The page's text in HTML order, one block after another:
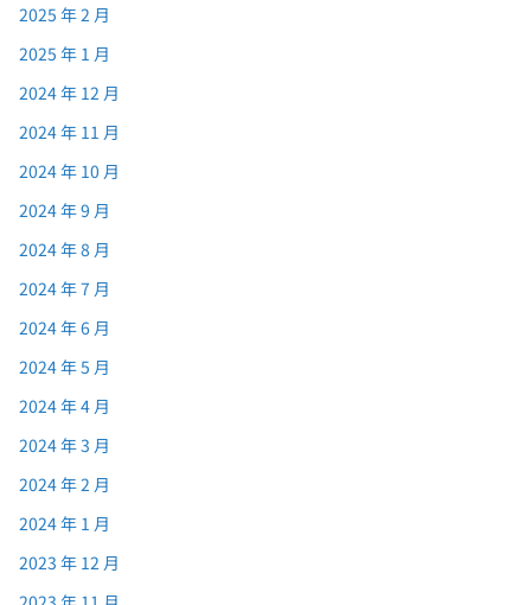
2025 年 2 月
2025 年 1 月
2024 年 12 月
2024 年 11 月
2024 年 10 月
2024 年 9 月
2024 年 8 月
2024 年 7 月
2024 年 6 月
2024 年 5 月
2024 年 4 月
2024 年 3 月
2024 年 2 月
2024 年 1 月
2023 年 12 月